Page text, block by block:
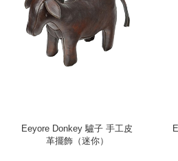
Eeyore Donkey 驢子 手工皮
革擺飾（迷你）